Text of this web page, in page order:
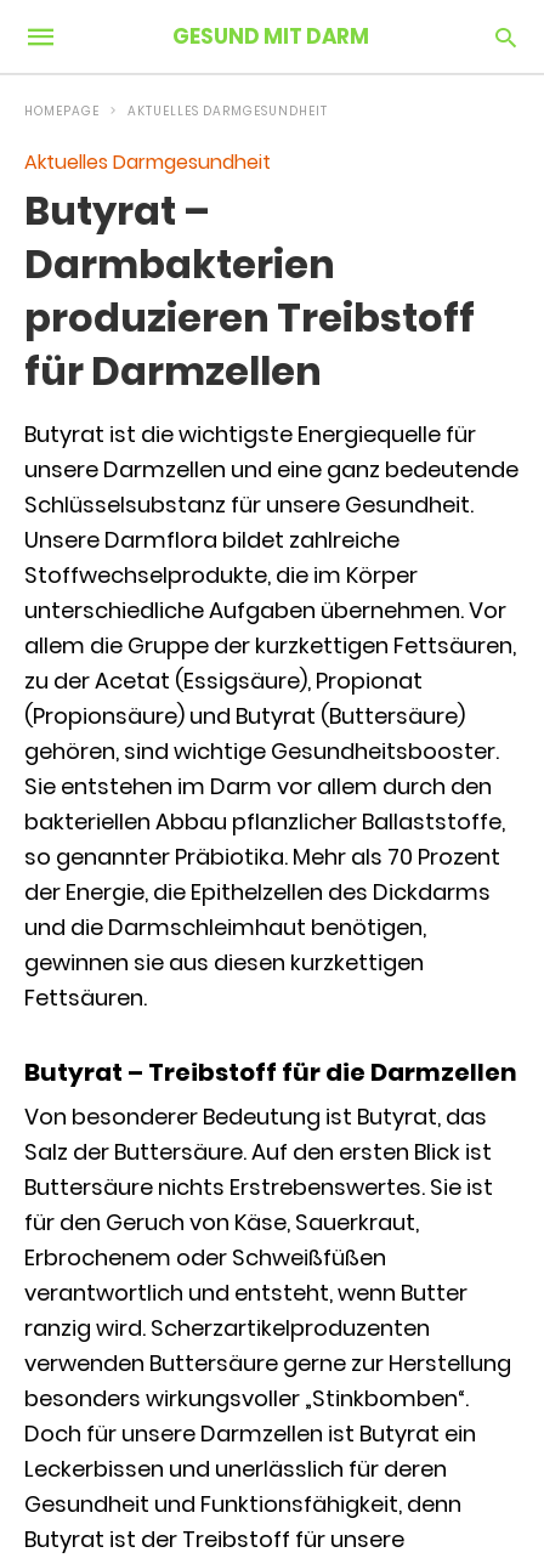
GESUND MIT DARM
HOMEPAGE AKTUELLES DARMGESUNDHEIT
Aktuelles Darmgesundheit
Butyrat –
Darmbakterien
produzieren Treibstoff
für Darmzellen
Butyrat ist die wichtigste Energiequelle für
unsere Darmzellen und eine ganz bedeutende
Schlüsselsubstanz für unsere Gesundheit.
Unsere Darmflora bildet zahlreiche
Stoffwechselprodukte, die im Körper
unterschiedliche Aufgaben übernehmen. Vor
allem die Gruppe der kurzkettigen Fettsäuren,
zu der Acetat (Essigsäure), Propionat
(Propionsäure) und Butyrat (Buttersäure)
gehören, sind wichtige Gesundheitsbooster.
Sie entstehen im Darm vor allem durch den
bakteriellen Abbau pflanzlicher Ballaststoffe,
so genannter Präbiotika. Mehr als 70 Prozent
der Energie, die Epithelzellen des Dickdarms
und die Darmschleimhaut benötigen,
gewinnen sie aus diesen kurzkettigen
Fettsäuren.
Butyrat – Treibstoff für die Darmzellen
Von besonderer Bedeutung ist Butyrat, das
Salz der Buttersäure. Auf den ersten Blick ist
Buttersäure nichts Erstrebenswertes. Sie ist
für den Geruch von Käse, Sauerkraut,
Erbrochenem oder Schweißfüßen
verantwortlich und entsteht, wenn Butter
ranzig wird. Scherzartikelproduzenten
verwenden Buttersäure gerne zur Herstellung
besonders wirkungsvoller „Stinkbomben“.
Doch für unsere Darmzellen ist Butyrat ein
Leckerbissen und unerlässlich für deren
Gesundheit und Funktionsfähigkeit, denn
Butyrat ist der Treibstoff für unsere